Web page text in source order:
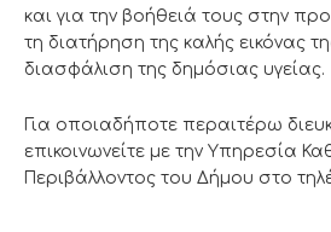
και για την βοήθειά τους στην
τη διατήρηση της καλής εικόνας
διασφάλιση της δημόσιας υγείας.
Για οποιαδήποτε περαιτέρω
επικοινωνείτε με την Υπηρεσία
Περιβάλλοντος του Δήμου στο